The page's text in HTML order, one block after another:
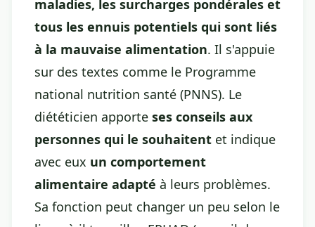
maladies, les surcharges pondérales et
tous les ennuis potentiels qui sont liés
à la mauvaise alimentation. Il s'appuie
sur des textes comme le Programme
national nutrition santé (PNNS). Le
diététicien apporte ses conseils aux
personnes qui le souhaitent et indique
avec eux un comportement
alimentaire adapté à leurs problèmes.
Sa fonction peut changer un peu selon le